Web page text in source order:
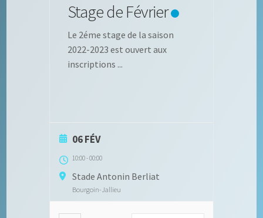
Stage de Février
Le 2éme stage de la saison
2022-2023 est ouvert aux
inscriptions ...
06 FÉV
10:00-00:00
Stade Antonin Berliat
Bourgoin-Jallieu